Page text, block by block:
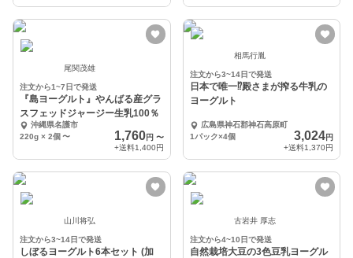
尾関茂雄
注文から1~7日で発送
『島ヨーグルト』やんばる産グラ
スフェッドジャージー生乳100％
沖縄県名護市
220g × 2個 〜 1,760円 〜
+送料1,400円
相馬行胤
注文から3~14日で発送
日本で唯一⁉︎殿さまが搾る牛乳の
ヨーグルト
広島県神石郡神石高原町
1パック×4個
3,024円
+送料1,370円
山川将弘
注文から3~14日で発送
しぼるヨーグルト6本セット (加
古岩井 厚志
注文から4~10日で発送
自然栽培大豆の3色豆乳ヨーグル